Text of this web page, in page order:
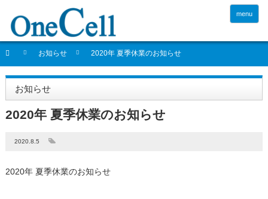
menu
お知らせ 2020年 夏季休業のお知らせ
お知らせ
2020年 夏季休業のお知らせ
2020.8.5
2020年 夏季休業のお知らせ